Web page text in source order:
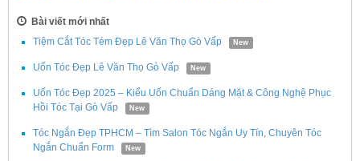
Bài viết mới nhất
Tiệm Cắt Tóc Tém Đẹp Lê Văn Thọ Gò Vấp
New
Uốn Tóc Đẹp Lê Văn Thọ Gò Vấp New
Uốn Tóc Đẹp 2025 – Kiểu Uốn Chuẩn Dáng Mặt & Công Nghệ Phục
Hồi Tóc Tại Gò Vấp
New
Tóc Ngắn Đẹp TPHCM – Tìm Salon Tóc Ngắn Uy Tín, Chuyên Tóc
Ngắn Chuẩn Form
New